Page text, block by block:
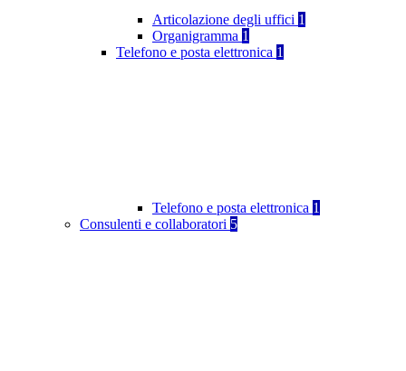
Articolazione degli uffici 1
Organigramma 1
Telefono e posta elettronica 1
Telefono e posta elettronica 1
Consulenti e collaboratori 5